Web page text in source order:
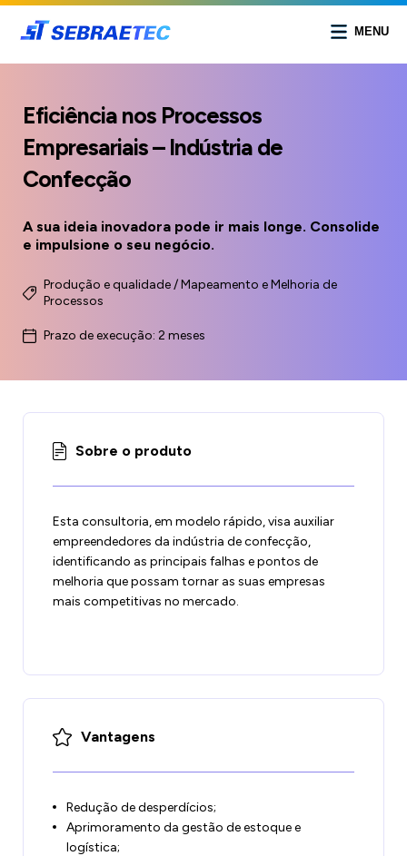
MENU
Eficiência nos Processos
Empresariais – Indústria de
Confecção
A sua ideia inovadora pode ir mais longe. Consolide
e impulsione o seu negócio.
Produção e qualidade / Mapeamento e Melhoria de
Processos
Prazo de execução: 2 meses
Sobre o produto
Esta consultoria, em modelo rápido, visa auxiliar
empreendedores da indústria de confecção,
identificando as principais falhas e pontos de
melhoria que possam tornar as suas empresas
mais competitivas no mercado.
Vantagens
Redução de desperdícios;
Aprimoramento da gestão de estoque e
logística;